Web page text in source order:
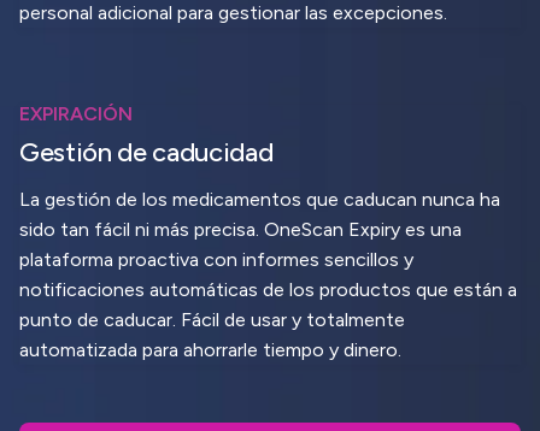
personal adicional para gestionar las excepciones.
EXPIRACIÓN
Gestión de caducidad
La gestión de los medicamentos que caducan nunca ha
sido tan fácil ni más precisa. OneScan Expiry es una
plataforma proactiva con informes sencillos y
notificaciones automáticas de los productos que están a
punto de caducar. Fácil de usar y totalmente
automatizada para ahorrarle tiempo y dinero.